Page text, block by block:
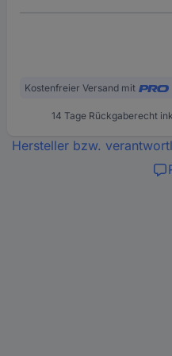
Kostenfreier Versand mit
14 Tage Rückgaberecht
Hersteller bzw.